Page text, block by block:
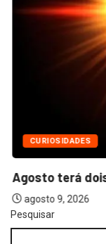
CURIOSIDADES
Agosto terá
agosto 9, 2026
Pesquisar